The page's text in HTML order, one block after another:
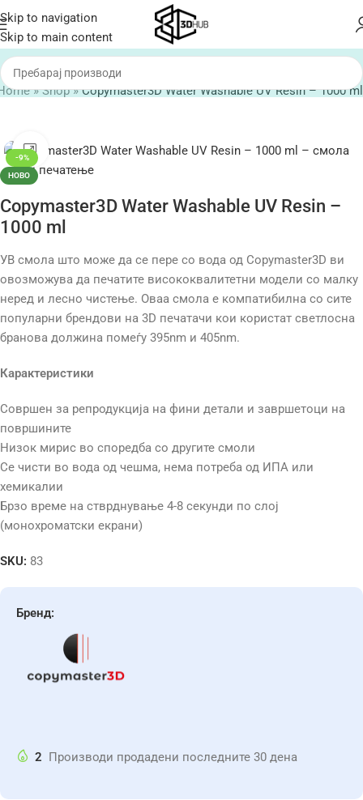
Skip to navigation
Skip to main content
»Shop»Copymaster3D Water Washable UV Resin – 1000 ml
-9%
НОВО
Click to enlarge
Copymaster3D Water Washable UV Resin –
1000 ml
УВ смола што може да се пере со вода од Copymaster3D ви
овозможува да печатите висококвалитетни модели со малку
неред и лесно чистење. Оваа смола е компатибилна со сите
популарни брендови на 3D печатачи кои користат светлосна
бранова должина помеѓу 395nm и 405nm.
Карактеристики
Совршен за репродукција на фини детали и завршетоци на
површините
Низок мирис во споредба со другите смоли
Се чисти во вода од чешма, нема потреба од ИПА или
хемикалии
Брзо време на стврднување 4-8 секунди по слој
(монохроматски екрани)
SKU: 83
Бренд:
2 Производи продадени последните 30 дена